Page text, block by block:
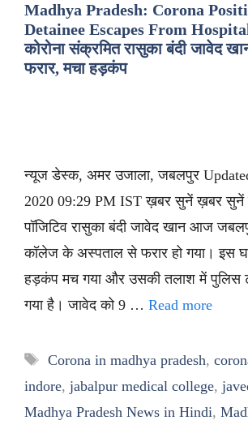
Madhya Pradesh: Corona
Detainee Escapes From
कोरोना संक्रमित रासुका बंदी जावेद
फरार, मचा हड़कंप
न्यूज डेस्क, अमर उजाला, जबलपुर
2020 09:29 PM IST ख़बर सुनें ख़बर सुनें
पॉजिटिव रासुका बंदी जावेद खान आज
कॉलेज के अस्पताल से फरार हो गया। इस
हड़कंप मच गया और उसकी तलाश में पुलिस
गया है। जावेद को 9 … Read more
Tags
Corona in madhya pradesh,
indore, jabalpur medical college,
Madhya Pradesh News in Hindi,